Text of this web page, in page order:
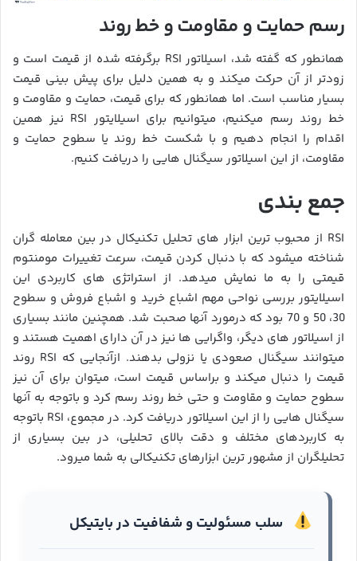
رسم حمایت و مقاومت و خط روند
همانطور که گفته شد، اسیلاتور RSI برگرفته شده از قیمت است و
زودتر از آن حرکت میکند و به همین دلیل برای پیش بینی قیمت
بسیار مناسب است. اما همانطور که برای قیمت، حمایت و مقاومت و
خط روند رسم میکنیم، میتوانیم برای اسیلایتور RSI نیز همین
اقدام را انجام دهیم و با شکست خط روند یا سطوح حمایت و
مقاومت، از این اسیلاتور سیگنال هایی را دریافت کنیم.
جمع بندی
RSI از محبوب ترین ابزار های تحلیل تکنیکال در بین معامله گران
شناخته میشود که با دنبال کردن قیمت، سرعت تغییرات مومنتوم
قیمتی را به ما نمایش میدهد. از استراتژی های کاربردی این
اسیلایتور بررسی نواحی مهم اشباع خرید و اشباع فروش و سطوح
30، 50 و 70 بود که درمورد آنها صحبت شد. همچنین مانند بسیاری
از اسیلاتور های دیگر، واگرایی ها نیز در آن دارای اهمیت هستند و
میتوانند سیگنال صعودی یا نزولی بدهند. ازآنجایی که RSI روند
قیمت را دنبال میکند و براساس قیمت است، میتوان برای آن نیز
سطوح حمایت و مقاومت و حتی خط روند رسم کرد و باتوجه به آنها
سیگنال هایی را از این اسیلاتور دریافت کرد. در مجموع، RSI باتوجه
به کاربردهای مختلف و دقت بالای تحلیلی، در بین بسیاری از
تحلیلگران از مشهور ترین ابزارهای تکنیکالی به شما میرود.
سلب مسئولیت و شفافیت در بایتیکل